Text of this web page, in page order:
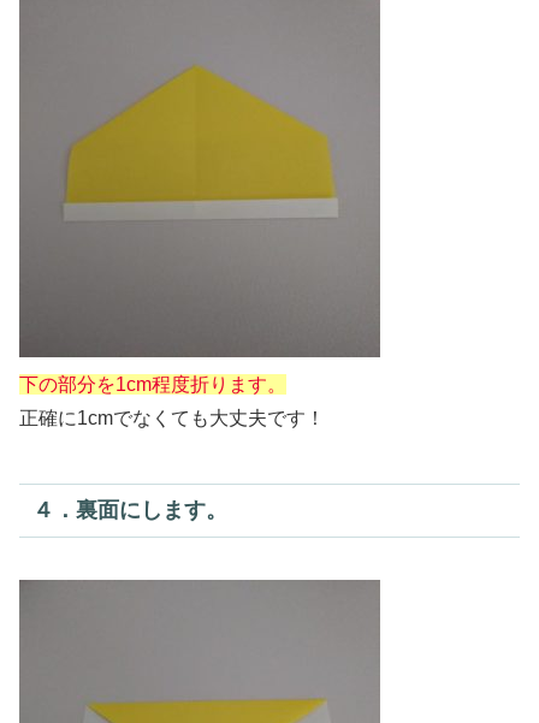
下の部分を1cm程度折ります。
正確に1cmでなくても大丈夫です！
４．裏面にします。